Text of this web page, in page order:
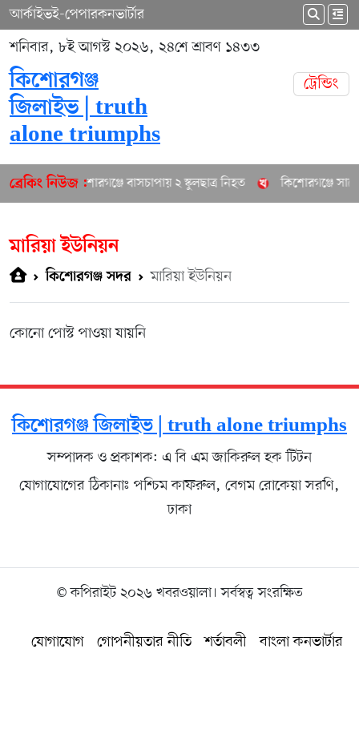
আর্কাইভই-পেপারকনভার্টার
শনিবার, ৮ই আগস্ট ২০২৬, ২৪শে শ্রাবণ ১৪৩৩
কিশোরগঞ্জ
জিলাইভ | truth
alone triumphs
ট্রেন্ডিং
ব্রেকিং নিউজ :কিশোরগঞ্জে বাসচাপায় ২ স্কুলছাত্র নিহত কিশোরগঞ্জে
মারিয়া ইউনিয়ন
কিশোরগঞ্জ সদর মারিয়া ইউনিয়ন
কোনো পোস্ট পাওয়া যায়নি
কিশোরগঞ্জ জিলাইভ | truth alone triumphs
সম্পাদক ও প্রকাশক: এ বি এম জাকিরুল হক টিটন
যোগাযোগের ঠিকানাঃ পশ্চিম কাফরুল, বেগম রোকেয়া সরণি,
ঢাকা
© কপিরাইট ২০২৬ খবরওয়ালা। সর্বস্বত্ব সংরক্ষিত
যোগাযোগ গোপনীয়তার নীতি শর্তাবলী বাংলা কনভার্টার